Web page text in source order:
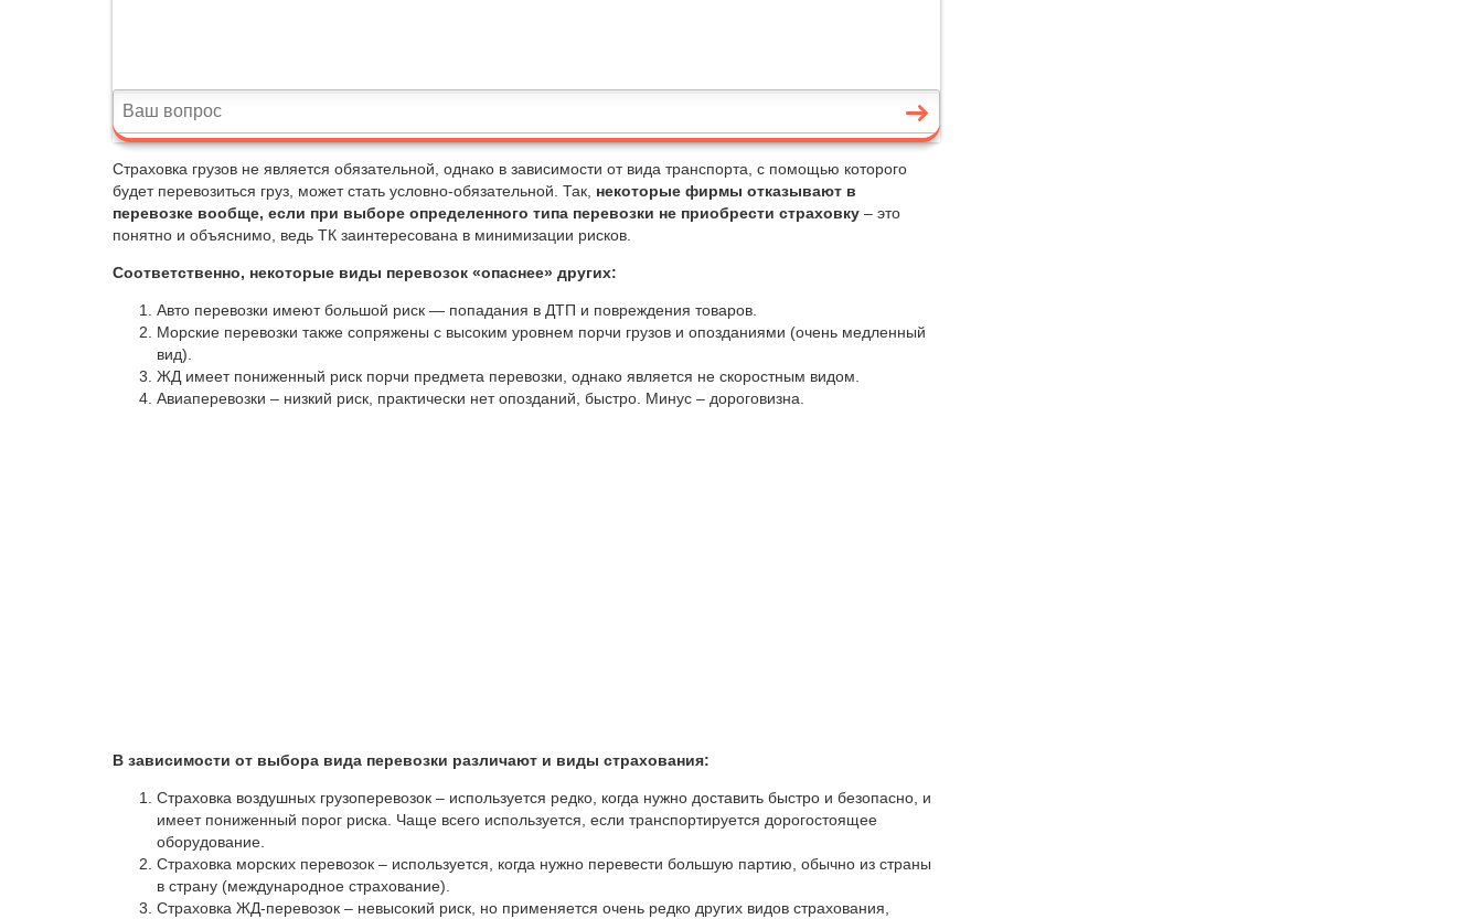
Страховка грузов не является обязательной, однако в зависимости от вида транспорта, с помощью которого
будет перевозиться груз, может стать условно-обязательной. Так, некоторые фирмы отказывают в
перевозке вообще, если при выборе определенного типа перевозки не приобрести страховку – это
понятно и объяснимо, ведь ТК заинтересована в минимизации рисков.
Соответственно, некоторые виды перевозок «опаснее» других:
Авто перевозки имеют большой риск — попадания в ДТП и повреждения товаров.
Морские перевозки также сопряжены с высоким уровнем порчи грузов и опозданиями (очень медленный
вид).
ЖД имеет пониженный риск порчи предмета перевозки, однако является не скоростным видом.
Авиаперевозки – низкий риск, практически нет опозданий, быстро. Минус – дороговизна.
В зависимости от выбора вида перевозки различают и виды страхования:
Страховка воздушных грузоперевозок – используется редко, когда нужно доставить быстро и безопасно, и
имеет пониженный порог риска. Чаще всего используется, если транспортируется дорогостоящее
оборудование.
Страховка морских перевозок – используется, когда нужно перевести большую партию, обычно из страны
в страну (международное страхование).
Страховка ЖД-перевозок – невысокий риск, но применяется очень редко других видов страхования,